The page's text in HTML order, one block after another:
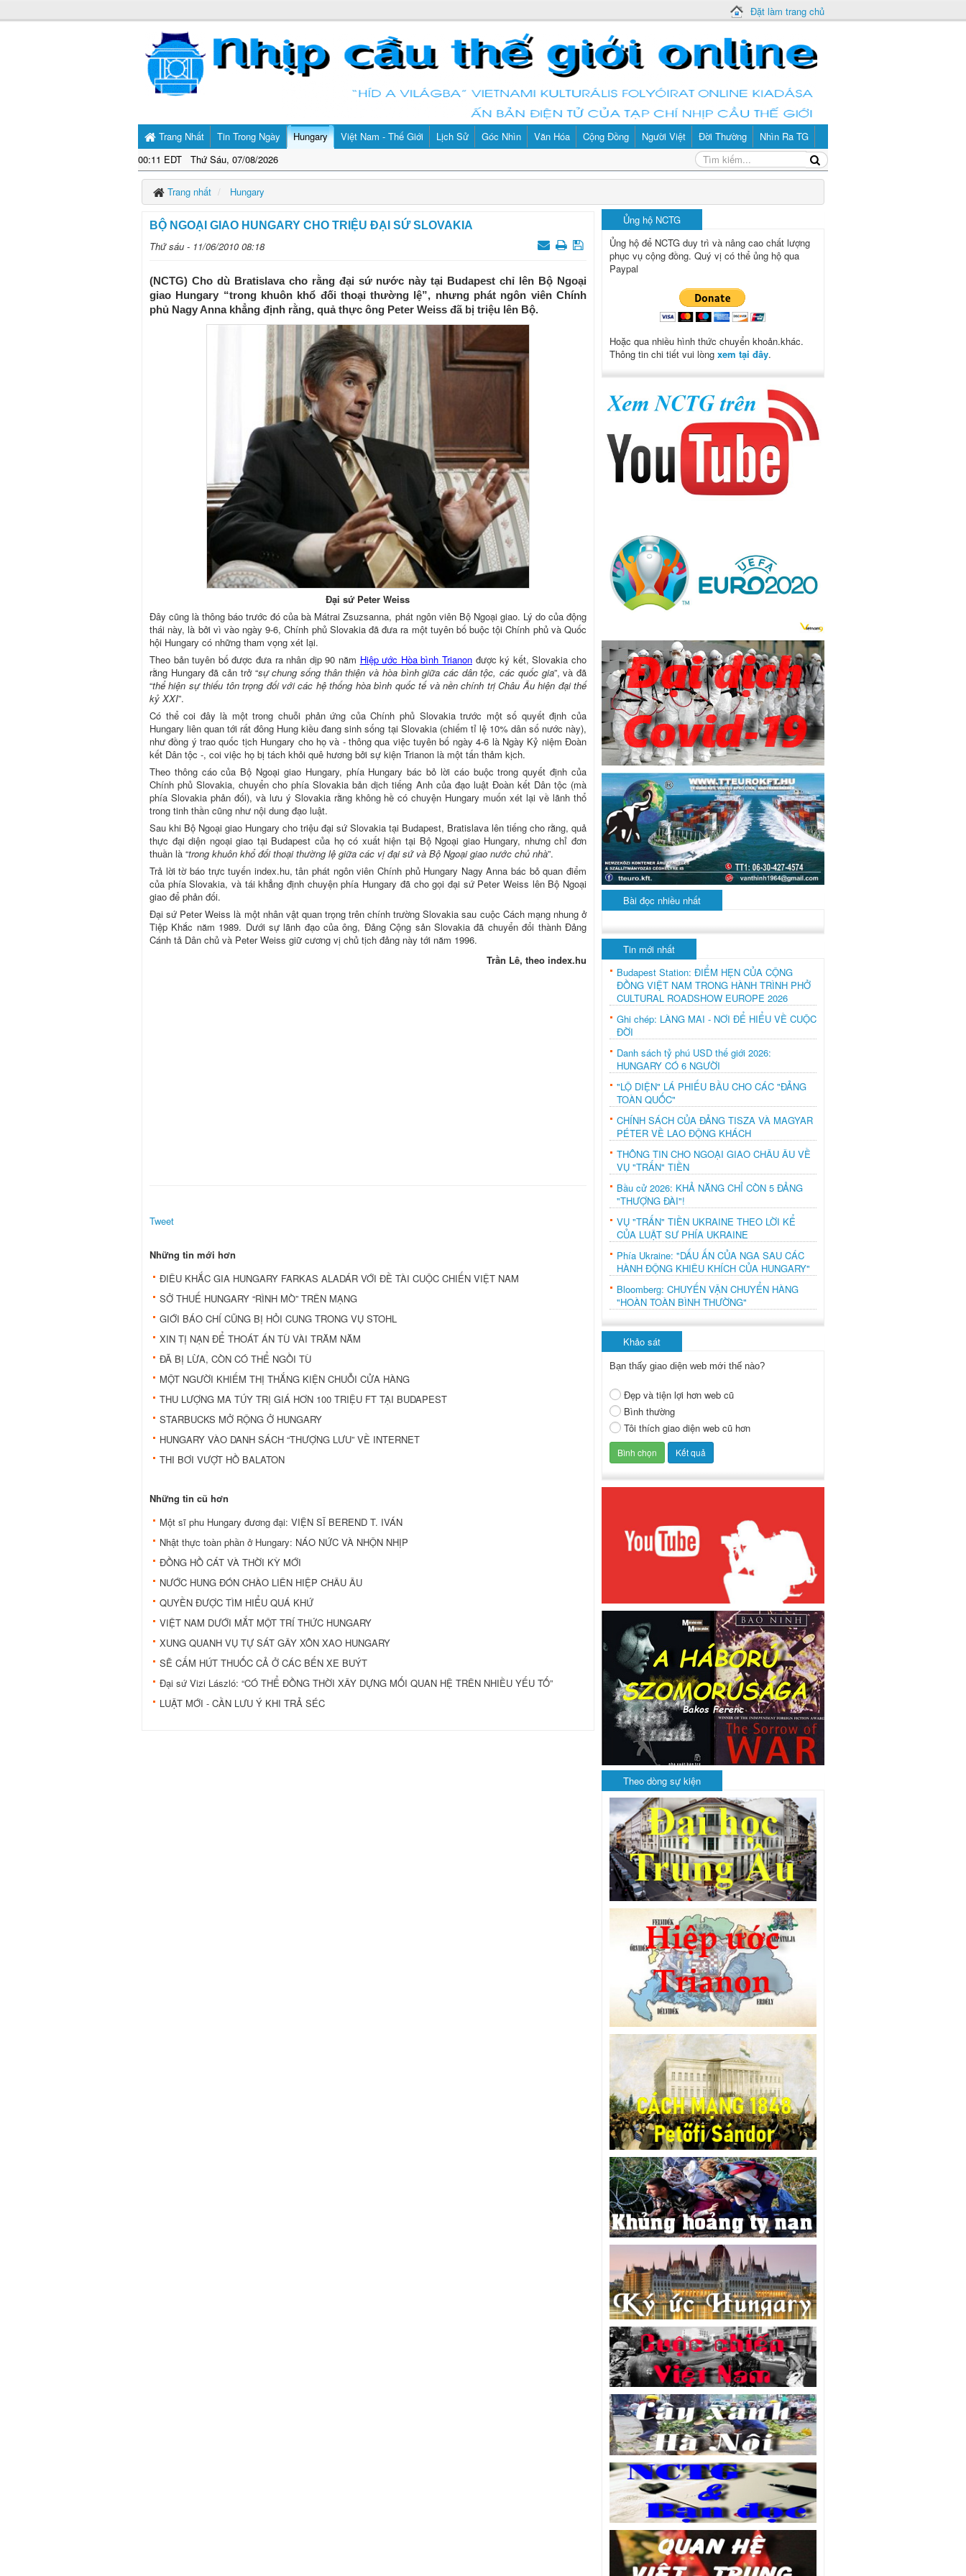
Đặt làm trang chủ
Trang Nhất
00:11 EDT Thứ Sáu, 07/08/2026
Tin Trong Ngày Hungary Việt Nam - Thế Giới Lịch Sử Góc Nhìn Văn Hóa Cộng Đồng Người Việt Đời Thường Nhìn Ra TG
Trang nhất Hungary
BỘ NGOẠI GIAO HUNGARY CHO TRIỆU ĐẠI SỨ SLOVAKIA
Thứ sáu - 11/06/2010 08:18
(NCTG) Cho dù Bratislava cho rằng đại sứ nước này tại Budapest chỉ lên Bộ Ngoại
giao Hungary “trong khuôn khổ đối thoại thường lệ”, nhưng phát ngôn viên Chính
phủ Nagy Anna khẳng định rằng, quả thực ông Peter Weiss đã bị triệu lên Bộ.
Đại sứ Peter Weiss
Đây cũng là thông báo trước đó của bà Mátrai Zsuzsanna, phát ngôn viên Bộ Ngoại giao. Lý do của động
thái này, là bởi vì vào ngày 9-6, Chính phủ Slovakia đã đưa ra một tuyên bố buộc tội Chính phủ và Quốc
hội Hungary có những tham vọng xét lại.
Theo bản tuyên bố được đưa ra nhân dịp 90 năm Hiệp ước Hòa bình Trianon được ký kết, Slovakia cho
rằng Hungary đã cản trở “sự chung sống thân thiện và hòa bình giữa các dân tộc, các quốc gia”, và đã
“thể hiện sự thiếu tôn trọng đối với các hệ thống hòa bình quốc tế và nền chính trị Châu Âu hiện đại thế
kỷ XXI”.
Có thể coi đây là một trong chuỗi phản ứng của Chính phủ Slovakia trước một số quyết định của
Hungary liên quan tới rất đông Hung kiều đang sinh sống tại Slovakia (chiếm tỉ lệ 10% dân số nước này),
như đồng ý trao quốc tịch Hungary cho họ và - thông qua việc tuyên bố ngày 4-6 là Ngày Kỷ niệm Đoàn
kết Dân tộc -, coi việc họ bị tách khỏi quê hương bởi sự kiện Trianon là một tấn thảm kịch.
Theo thông cáo của Bộ Ngoại giao Hungary, phía Hungary bác bỏ lời cáo buộc trong quyết định của
Chính phủ Slovakia, chuyển cho phía Slovakia bản dịch tiếng Anh của đạo luật Đoàn kết Dân tộc (mà
phía Slovakia phản đối), và lưu ý Slovakia rằng không hề có chuyện Hungary muốn xét lại về lãnh thổ
trong tinh thần cũng như nội dung đạo luật.
Sau khi Bộ Ngoại giao Hungary cho triệu đại sứ Slovakia tại Budapest, Bratislava lên tiếng cho rằng, quả
thực đại diện ngoại giao tại Budapest của họ có xuất hiện tại Bộ Ngoại giao Hungary, nhưng chỉ đơn
thuần là “trong khuôn khổ đối thoại thường lệ giữa các vị đại sứ và Bộ Ngoại giao nước chủ nhà”.
Trả lời tờ báo trực tuyến index.hu, tân phát ngôn viên Chính phủ Hungary Nagy Anna bác bỏ quan điểm
của phía Slovakia, và tái khẳng định chuyện phía Hungary đã cho gọi đại sứ Peter Weiss lên Bộ Ngoại
giao để phản đối.
Đại sứ Peter Weiss là một nhân vật quan trọng trên chính trường Slovakia sau cuộc Cách mạng nhung ở
Tiệp Khắc năm 1989. Dưới sự lãnh đạo của ông, Đảng Cộng sản Slovakia đã chuyển đổi thành Đảng
Cánh tả Dân chủ và Peter Weiss giữ cương vị chủ tịch đảng này tới năm 1996.
Trần Lê, theo index.hu
Tweet
Những tin mới hơn
ĐIÊU KHẮC GIA HUNGARY FARKAS ALADÁR VỚI ĐỀ TÀI CUỘC CHIẾN VIỆT NAM
SỞ THUẾ HUNGARY “RÌNH MÒ” TRÊN MẠNG
GIỚI BÁO CHÍ CŨNG BỊ HỎI CUNG TRONG VỤ STOHL
XIN TỊ NẠN ĐỂ THOÁT ÁN TÙ VÀI TRĂM NĂM
ĐÃ BỊ LỪA, CÒN CÓ THỂ NGỒI TÙ
MỘT NGƯỜI KHIẾM THỊ THẮNG KIỆN CHUỖI CỬA HÀNG
THU LƯỢNG MA TÚY TRỊ GIÁ HƠN 100 TRIỆU FT TẠI BUDAPEST
STARBUCKS MỞ RỘNG Ở HUNGARY
HUNGARY VÀO DANH SÁCH “THƯỢNG LƯU” VỀ INTERNET
THI BƠI VƯỢT HỒ BALATON
Những tin cũ hơn
Một sĩ phu Hungary đương đại: VIỆN SĨ BEREND T. IVÁN
Nhật thực toàn phần ở Hungary: NÁO NỨC VÀ NHỘN NHỊP
ĐỒNG HỒ CÁT VÀ THỜI KỲ MỚI
NƯỚC HUNG ĐÓN CHÀO LIÊN HIỆP CHÂU ÂU
QUYỀN ĐƯỢC TÌM HIỂU QUÁ KHỨ
VIỆT NAM DƯỚI MẮT MỘT TRÍ THỨC HUNGARY
XUNG QUANH VỤ TỰ SÁT GÂY XÔN XAO HUNGARY
SẼ CẤM HÚT THUỐC CẢ Ở CÁC BẾN XE BUÝT
Đại sứ Vizi László: “CÓ THỂ ĐỒNG THỜI XÂY DỰNG MỐI QUAN HỆ TRÊN NHIỀU YẾU TỐ”
LUẬT MỚI - CẦN LƯU Ý KHI TRẢ SÉC
Ủng hộ NCTG
Ủng hộ để NCTG duy trì và nâng cao chất lượng
phục vụ cộng đồng. Quý vị có thể ủng hộ qua
Paypal
Hoặc qua nhiều hình thức chuyển khoản.khác.
Thông tin chi tiết vui lòng xem tại đây.
Bài đọc nhiều nhất
Tin mới nhất
Budapest Station: ĐIỂM HẸN CỦA CỘNG
ĐỒNG VIỆT NAM TRONG HÀNH TRÌNH PHỞ
CULTURAL ROADSHOW EUROPE 2026
Ghi chép: LÀNG MAI - NƠI ĐỂ HIỂU VỀ CUỘC
ĐỜI
Danh sách tỷ phú USD thế giới 2026:
HUNGARY CÓ 6 NGƯỜI
"LỘ DIỆN" LÁ PHIẾU BẦU CHO CÁC "ĐẢNG
TOÀN QUỐC"
CHÍNH SÁCH CỦA ĐẢNG TISZA VÀ MAGYAR
PÉTER VỀ LAO ĐỘNG KHÁCH
THÔNG TIN CHO NGOẠI GIAO CHÂU ÂU VỀ
VỤ "TRẤN" TIỀN
Bầu cử 2026: KHẢ NĂNG CHỈ CÒN 5 ĐẢNG
"THƯỢNG ĐÀI"!
VỤ "TRẤN" TIỀN UKRAINE THEO LỜI KỂ
CỦA LUẬT SƯ PHÍA UKRAINE
Phía Ukraine: "DẤU ẤN CỦA NGA SAU CÁC
HÀNH ĐỘNG KHIÊU KHÍCH CỦA HUNGARY"
Bloomberg: CHUYẾN VẬN CHUYỂN HÀNG
"HOÀN TOÀN BÌNH THƯỜNG"
Khảo sát
Bạn thấy giao diện web mới thế nào?
Đẹp và tiện lợi hơn web cũ
Bình thường
Tôi thích giao diện web cũ hơn
Theo dòng sự kiện